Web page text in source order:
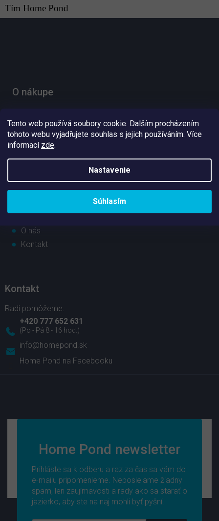
Tento web používá soubory cookie. Dalším procházením
tohoto webu vyjadřujete souhlas s jejich používáním. Více
informací zde.
Nastavenie
Súhlasím
Tím Home Pond
O nákupe
Obchodné podmienky
Ochrana osobných údajov
Užitočné informácie
O nás
Kontakt
Kontakt
info@homepond.sk
+420 777 652 631
Home Pond na Facebooku
Home Pond newsletter
Prihláste sa k odberu a raz za čas sa vám do
e-mailu pripomenieme. Neposielame žiadny
spam, len zaujímavosti a rady ako sa starať o
jazierko, aby ste na naj mohli byť pyšní.